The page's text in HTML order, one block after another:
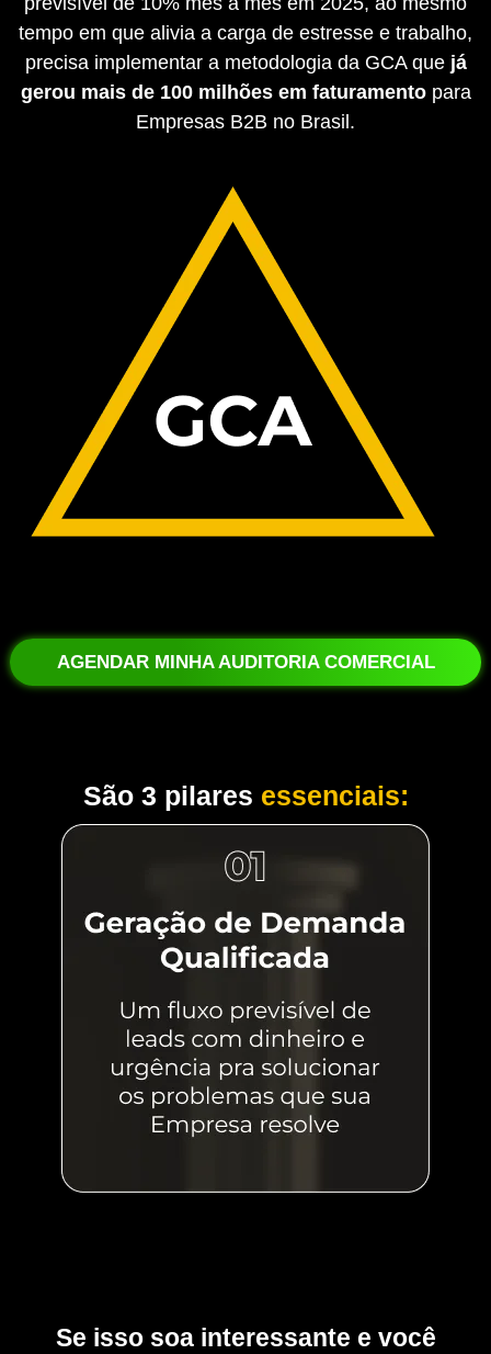
tempo em que alivia a carga de estresse e trabalho,
precisa implementar a metodologia da GCA que já
gerou mais de 100 milhões em faturamentopara
Empresas B2B no Brasil.
AGENDAR MINHA AUDITORIA COMERCIAL
São 3 pilares essenciais:
Se isso soa interessante e você